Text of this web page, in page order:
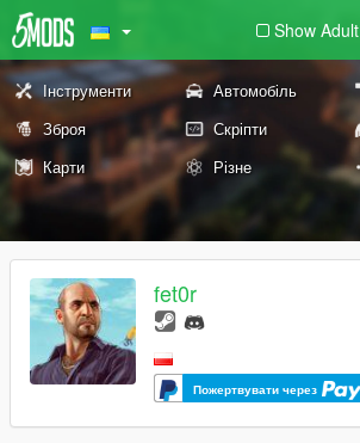
Show Adult
Інструменти Автомобіль
Зброя
Скріпти
Карти
Різне
fet0r
Пожертвувати через